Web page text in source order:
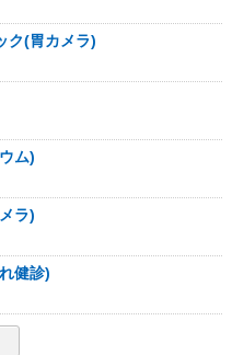
ク(胃カメラ)
ム)
ラ)
健診)